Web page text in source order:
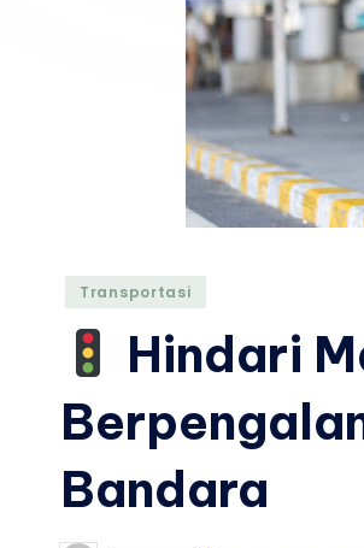
Posted
Transportasi
Hindari
Bandara